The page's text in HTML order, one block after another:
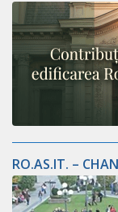
RO.AS.IT. –